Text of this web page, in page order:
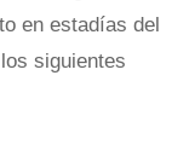
en estadías del
siguientes